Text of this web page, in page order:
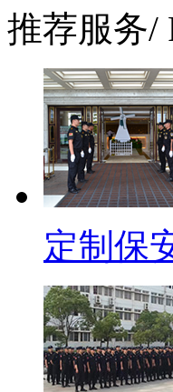
推荐服务/
定制保